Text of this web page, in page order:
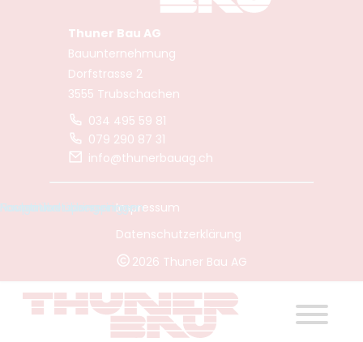
Thuner Bau AG
Bauunternehmung
Dorfstrasse 2
3555 Trubschachen
034 495 59 81
079 290 87 31
info@thunerbauag.ch
Impressum
Datenschutzerklärung
2026 Thuner Bau AG
Hauptinhalt überspringen
Navigation überspringen
Footer überspringen